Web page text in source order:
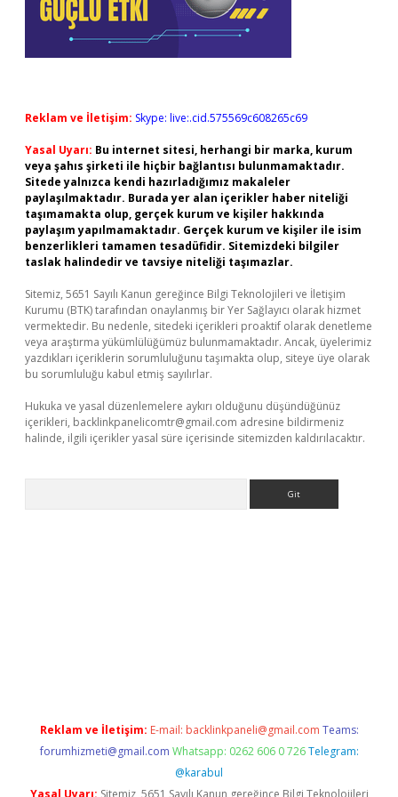
Reklam ve İletişim: Skype: live:.cid.575569c608265c69
Yasal Uyarı: Bu internet sitesi, herhangi bir marka, kurum
veya şahıs şirketi ile hiçbir bağlantısı bulunmamaktadır.
Sitede yalnızca kendi hazırladığımız makaleler
paylaşılmaktadır. Burada yer alan içerikler haber niteliği
taşımamakta olup, gerçek kurum ve kişiler hakkında
paylaşım yapılmamaktadır. Gerçek kurum ve kişiler ile isim
benzerlikleri tamamen tesadüfidir. Sitemizdeki bilgiler
taslak halindedir ve tavsiye niteliği taşımazlar.
Sitemiz, 5651 Sayılı Kanun gereğince Bilgi Teknolojileri ve İletişim
Kurumu (BTK) tarafından onaylanmış bir Yer Sağlayıcı olarak hizmet
vermektedir. Bu nedenle, sitedeki içerikleri proaktif olarak denetleme
veya araştırma yükümlülüğümüz bulunmamaktadır. Ancak, üyelerimiz
yazdıkları içeriklerin sorumluluğunu taşımakta olup, siteye üye olarak
bu sorumluluğu kabul etmiş sayılırlar.
Hukuka ve yasal düzenlemelere aykırı olduğunu düşündüğünüz
içerikleri, backlinkpanelicomtr@gmail.com adresine bildirmeniz
halinde, ilgili içerikler yasal süre içerisinde sitemizden kaldırılacaktır.
Reklam ve İletişim: E-mail: backlinkpaneli@gmail.com Teams:
forumhizmeti@gmail.com Whatsapp: 0262 606 0 726 Telegram:
@karabul
Yasal Uyarı: Sitemiz, 5651 Sayılı Kanun gereğince Bilgi Teknolojileri